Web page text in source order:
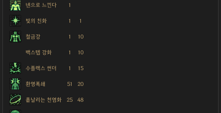
넨으로 느낀다 1
빛의 친화 1 1
철금강 1 10
백스텝 강화 1 10
수플렉스 썬더 1 15
환영폭쇄 51 20
흩날리는 천염화 25 48